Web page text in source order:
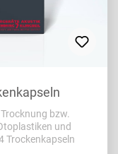
bzw.
und
4 Trockenkapseln